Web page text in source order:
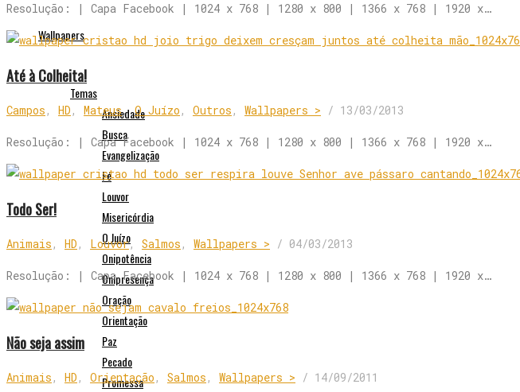
Wallpapers
Temas
Ansiedade
Busca
Evangelização
Fé
Louvor
Misericórdia
O Juízo
Onipotência
Onipresença
Oração
Orientação
Paz
Pecado
Promessa
Resolução: | Capa Facebook | 1024 x 768 | 1280 x 800 | 1366 x 768 | 1920 x…
Até à Colheita!
Campos , HD , Mateus,O Juízo , Outros , Wallpapers > / 13/03/2013
Resolução: | Capa Facebook | 1024 x 768 | 1280 x 800 | 1366 x 768 | 1920 x…
Todo Ser!
Animais , HD , Louvor, Salmos , Wallpapers > / 04/03/2013
Resolução: | Capa Facebook | 1024 x 768 | 1280 x 800 | 1366 x 768 | 1920 x…
Não seja assim
Animais , HD , Orientação , Salmos , Wallpapers > / 14/09/2011